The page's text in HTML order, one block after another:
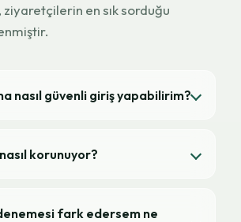
ziyaretçilerin en sık sorduğu
nasıl güvenli giriş yapabilirim?
korunuyor?
fark edersem ne